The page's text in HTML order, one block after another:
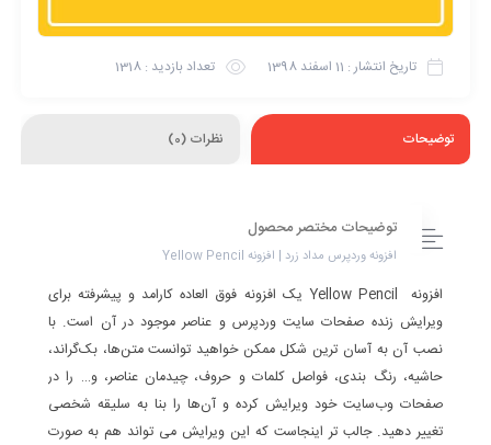
تاریخ انتشار : 11 اسفند 1398 تعداد بازدید : 1318
توضیحات نظرات (0)
توضیحات مختصر محصول
افزونه وردپرس مداد زرد | افزونه Yellow Pencil
افزونه Yellow Pencil یک افزونه فوق العاده کارامد و پیشرفته برای
ویرایش زنده صفحات سایت وردپرس و عناصر موجود در آن است. با
نصب آن به آسان ترین شکل ممکن خواهید توانست متن‌ها، بک‌گراند،
حاشیه، رنگ بندی، فواصل کلمات و حروف، چیدمان عناصر، و… را در
صفحات وب‌سایت خود ویرایش کرده و آن‌ها را بنا به سلیقه شخصی
تغییر دهید. جالب تر اینجاست که این ویرایش می تواند هم به صورت